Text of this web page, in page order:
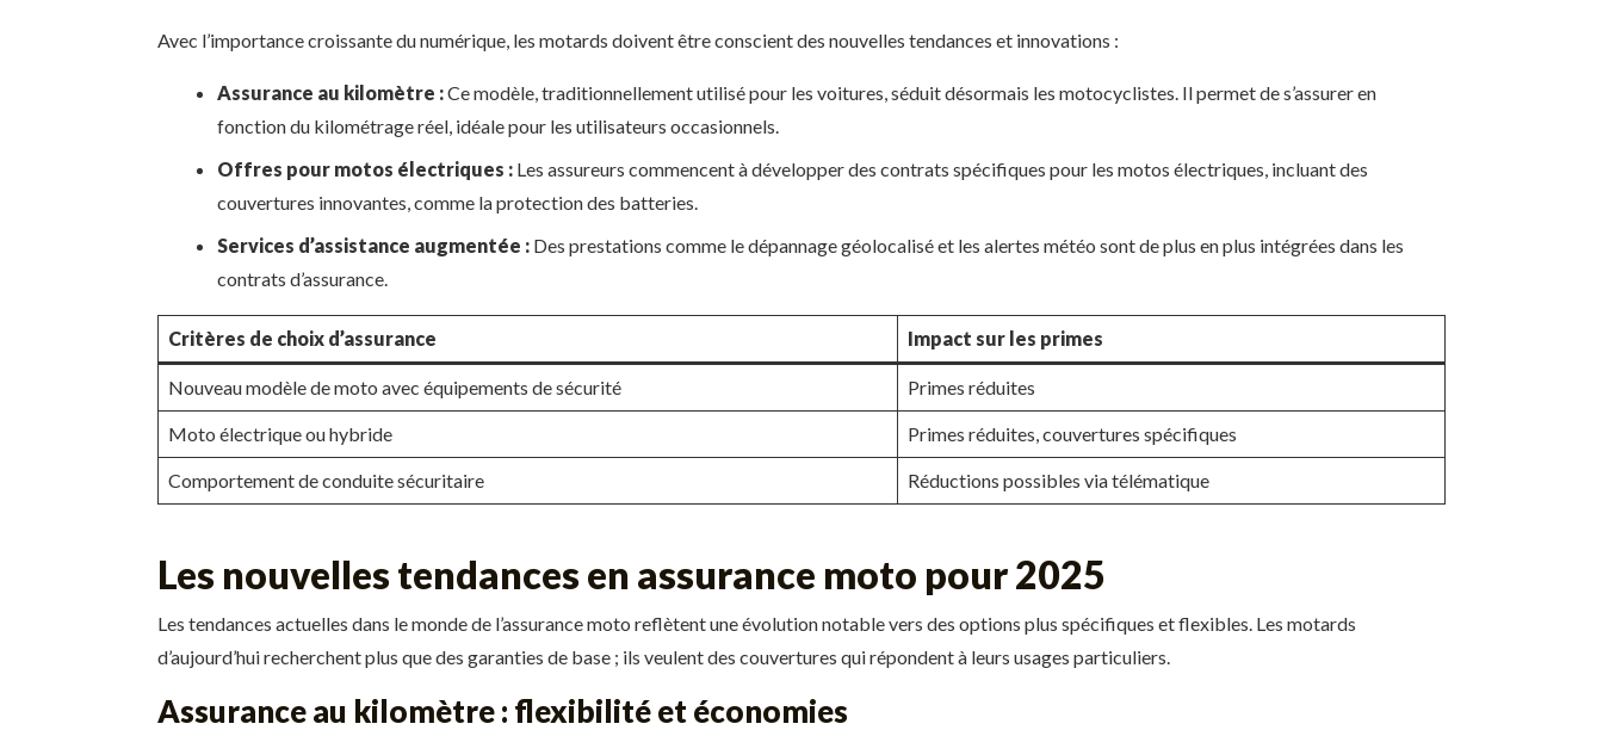
Avec l’importance croissante du numérique, les motards doivent être conscient des nouvelles tendances et innovations :
Assurance au kilomètre :Ce modèle, traditionnellement utilisé pour les voitures, séduit désormais les motocyclistes. Il permet de s’assurer en
fonction du kilométrage réel, idéale pour les utilisateurs occasionnels.
Offres pour motos électriques :Les assureurs commencent à développer des contrats spécifiques pour les motos électriques, incluant des
couvertures innovantes, comme la protection des batteries.
Services d’assistance augmentée :Des prestations comme le dépannage géolocalisé et les alertes météo sont de plus en plus intégrées dans les
contrats d’assurance.
Critères de choix d’assurance Impact sur les primes
Nouveau modèle de moto avec équipements de sécurité Primes réduites
Moto électrique ou hybride Primes réduites, couvertures spécifiques
Comportement de conduite sécuritaire Réductions possibles via télématique
Les nouvelles tendances en assurance moto pour 2025
Les tendances actuelles dans le monde de l’assurance moto reflètent une évolution notable vers des options plus spécifiques et flexibles. Les motards
d’aujourd’hui recherchent plus que des garanties de base ; ils veulent des couvertures qui répondent à leurs usages particuliers.
Assurance au kilomètre : flexibilité et économies